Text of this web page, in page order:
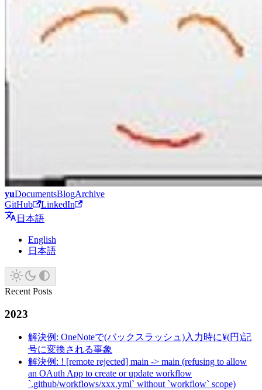
yuDocumentsBlogArchive
GitHub
LinkedIn
日本語
English
日本語
Recent Posts
2023
解決例: OneNoteで(バックスラッシュ)入力時に¥(円)記
号に変換される事象
解決例: ! [remote rejected] main -> main (refusing to allow
an OAuth App to create or update workflow
`.github/workflows/xxx.yml` without `workflow` scope)